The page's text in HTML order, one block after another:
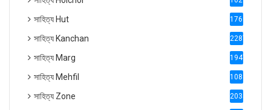
সাহিত্য Hut 1769
সাহিত্য Kanchan 2287
সাহিত্য Marg 1947
সাহিত্য Mehfil 1088
সাহিত্য Zone 2035